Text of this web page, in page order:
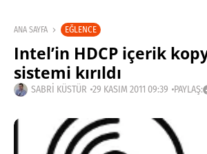
ANA SAYFA EĞLENCE
Intel’in HDCP içerik
sistemi kırıldı
SABRI KÜSTÜR 29 KASIM 2011 09:39 PAYLAŞ: